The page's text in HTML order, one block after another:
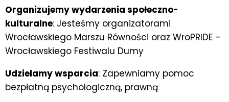
Organizujemy wydarzenia społeczno-
kulturalne: Jesteśmy organizatorami
Wrocławskiego Marszu Równości oraz WroPRIDE –
Wrocławskiego Festiwalu Dumy
Udzielamy wsparcia: Zapewniamy pomoc
bezpłatną psychologiczną, prawną